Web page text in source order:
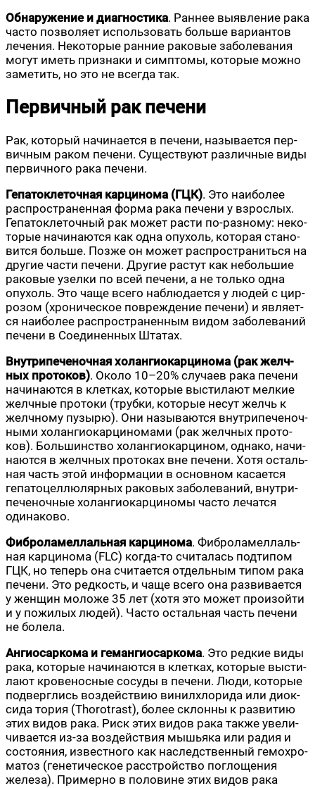
Обна­ру­же­ние и диа­гно­сти­ка. Ран­нее выяв­ле­ние рака
часто поз­во­ля­ет исполь­зо­вать боль­ше вари­ан­тов
лече­ния. Неко­то­рые ран­ние рако­вые забо­ле­ва­ния
могут иметь при­зна­ки и симп­то­мы, кото­рые мож­но
заме­тить, но это не все­гда так.
Первичный рак печени
Рак, кото­рый начи­на­ет­ся в пече­ни, назы­ва­ет­ся пер­
вич­ным раком пече­ни. Суще­ству­ют раз­лич­ные виды
пер­вич­но­го рака печени.
Гепа­то­кле­точ­ная кар­ци­но­ма (ГЦК). Это наи­бо­лее
рас­про­стра­нен­ная фор­ма рака пече­ни у взрос­лых.
Гепа­то­кле­точ­ный рак может рас­ти по-раз­но­му: неко­
то­рые начи­на­ют­ся как одна опу­холь, кото­рая ста­но­
вит­ся боль­ше. Поз­же он может рас­про­стра­нить­ся на
дру­гие части пече­ни. Дру­гие рас­тут как неболь­шие
рако­вые узел­ки по всей пече­ни, а не толь­ко одна
опу­холь. Это чаще все­го наблю­да­ет­ся у людей с цир­
ро­зом (хро­ни­че­ское повре­жде­ние пече­ни) и явля­ет­
ся наи­бо­лее рас­про­стра­нен­ным видом забо­ле­ва­ний
пече­ни в Соеди­нен­ных Штатах.
Внут­ри­пе­че­ноч­ная холан­гио­кар­ци­но­ма (рак желч­
ных про­то­ков). Око­ло 10–20% слу­ча­ев рака пече­ни
начи­на­ют­ся в клет­ках, кото­рые высти­ла­ют мел­кие
желч­ные про­то­ки (труб­ки, кото­рые несут желчь к
желч­но­му пузы­рю). Они назы­ва­ют­ся внут­ри­пе­че­ноч­
ны­ми холан­гио­кар­ци­но­ма­ми (рак желч­ных про­то­
ков). Боль­шин­ство холан­гио­кар­ци­ном, одна­ко, начи­
на­ют­ся в желч­ных про­то­ках вне пече­ни. Хотя осталь­
ная часть этой инфор­ма­ции в основ­ном каса­ет­ся
гепа­то­цел­лю­ляр­ных рако­вых забо­ле­ва­ний, внут­ри­
пе­че­ноч­ные холан­гио­кар­ци­но­мы часто лечат­ся
одинаково.
Фиб­ро­ла­мел­лаль­ная кар­ци­но­ма. Фиб­ро­ла­мел­лаль­
ная кар­ци­но­ма (FLC) когда-то счи­та­лась под­ти­пом
ГЦК, но теперь она счи­та­ет­ся отдель­ным типом рака
пече­ни. Это ред­кость, и чаще все­го она раз­ви­ва­ет­ся
у жен­щин моло­же 35 лет (хотя это может про­изой­ти
и у пожи­лых людей). Часто осталь­ная часть пече­ни
не болела.
Ангиос­ар­ко­ма и геман­гиос­ар­ко­ма. Это ред­кие виды
рака, кото­рые начи­на­ют­ся в клет­ках, кото­рые высти­
ла­ют кро­ве­нос­ные сосу­ды в пече­ни. Люди, кото­рые
под­верг­лись воз­дей­ствию винил­хло­ри­да или диок­
си­да тория (Thorotrast), более склон­ны к раз­ви­тию
этих видов рака. Риск этих видов рака так­же уве­ли­
чи­ва­ет­ся из-за воз­дей­ствия мышья­ка или радия и
состо­я­ния, извест­но­го как наслед­ствен­ный гемо­хро­
ма­тоз (гене­ти­че­ское рас­строй­ство погло­ще­ния
желе­за). При­мер­но в поло­вине этих видов рака